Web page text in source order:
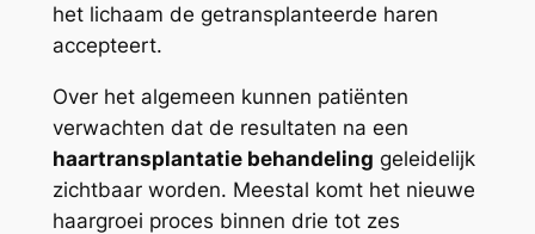
het lichaam de getransplanteerde haren
accepteert.
Over het algemeen kunnen patiënten
verwachten dat de resultaten na een
haartransplantatie behandeling geleidelijk
zichtbaar worden. Meestal komt het nieuwe
haargroei proces binnen drie tot zes